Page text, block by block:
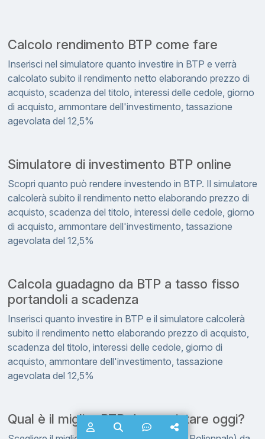
Calcolo rendimento BTP come fare
Inserisci nel simulatore quanto investire in BTP e verrà
calcolato subito il rendimento netto elaborando prezzo di
acquisto, scadenza del titolo, interessi delle cedole, giorno
di acquisto, ammontare dell'investimento, tassazione
agevolata del 12,5%
Simulatore di investimento BTP online
Scopri quanto può rendere investendo in BTP. Il simulatore
calcolerà subito il rendimento netto elaborando prezzo di
acquisto, scadenza del titolo, interessi delle cedole, giorno
di acquisto, ammontare dell'investimento, tassazione
agevolata del 12,5%
Calcola guadagno da BTP a tasso fisso
portandoli a scadenza
Inserisci quanto investire in BTP e il simulatore calcolerà
subito il rendimento netto elaborando prezzo di acquisto,
scadenza del titolo, interessi delle cedole, giorno di
acquisto, ammontare dell'investimento, tassazione
agevolata del 12,5%
Qual è il miglior BTP da acquistare oggi?